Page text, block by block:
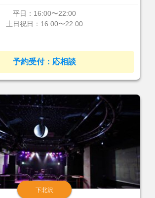
平日：16:00〜22:00
土日祝日：16:00〜22:00
予約受付：応相談
下北沢